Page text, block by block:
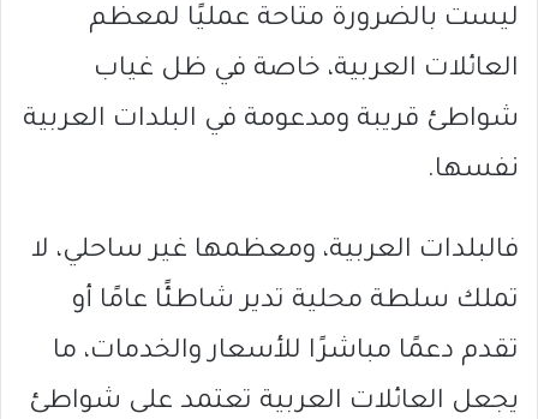
ليست بالضرورة متاحة عمليًا لمعظم
العائلات العربية، خاصة في ظل غياب
شواطئ قريبة ومدعومة في البلدات العربية
نفسها.
فالبلدات العربية، ومعظمها غير ساحلي، لا
تملك سلطة محلية تدير شاطئًا عامًا أو
تقدم دعمًا مباشرًا للأسعار والخدمات، ما
يجعل العائلات العربية تعتمد على شواطئ